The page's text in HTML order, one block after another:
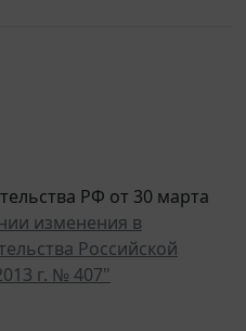
изменения в
Российской
г. № 407"